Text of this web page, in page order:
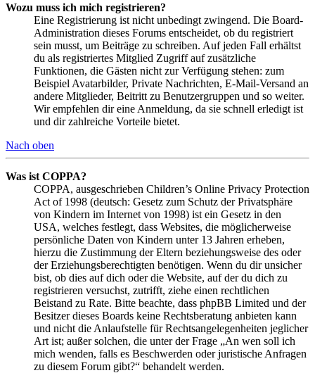
Wozu muss ich mich registrieren?
Eine Registrierung ist nicht unbedingt zwingend. Die Board-
Administration dieses Forums entscheidet, ob du registriert
sein musst, um Beiträge zu schreiben. Auf jeden Fall erhältst
du als registriertes Mitglied Zugriff auf zusätzliche
Funktionen, die Gästen nicht zur Verfügung stehen: zum
Beispiel Avatarbilder, Private Nachrichten, E-Mail-Versand an
andere Mitglieder, Beitritt zu Benutzergruppen und so weiter.
Wir empfehlen dir eine Anmeldung, da sie schnell erledigt ist
und dir zahlreiche Vorteile bietet.
Nach oben
Was ist COPPA?
COPPA, ausgeschrieben Children’s Online Privacy Protection
Act of 1998 (deutsch: Gesetz zum Schutz der Privatsphäre
von Kindern im Internet von 1998) ist ein Gesetz in den
USA, welches festlegt, dass Websites, die möglicherweise
persönliche Daten von Kindern unter 13 Jahren erheben,
hierzu die Zustimmung der Eltern beziehungsweise des oder
der Erziehungsberechtigten benötigen. Wenn du dir unsicher
bist, ob dies auf dich oder die Website, auf der du dich zu
registrieren versuchst, zutrifft, ziehe einen rechtlichen
Beistand zu Rate. Bitte beachte, dass phpBB Limited und der
Besitzer dieses Boards keine Rechtsberatung anbieten kann
und nicht die Anlaufstelle für Rechtsangelegenheiten jeglicher
Art ist; außer solchen, die unter der Frage „An wen soll ich
mich wenden, falls es Beschwerden oder juristische Anfragen
zu diesem Forum gibt?“ behandelt werden.